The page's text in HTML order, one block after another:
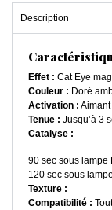
Description
Effet : Cat Eye
Couleur : Doré
Activation :
Tenue : Jusqu’à 3
Catalyse :
90 sec sous lampe
120 sec sous
Texture :
Compatibilité :